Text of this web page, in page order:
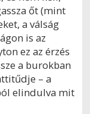
őt (mint
a válság
is az
ez az érzés
a burokban
– a
elindulva mit